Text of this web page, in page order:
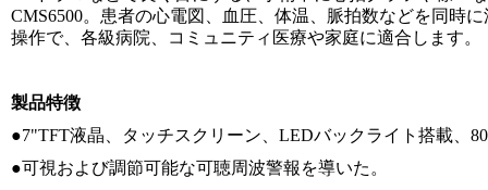
CMS6500。患者の心電図、血圧、体温、脈拍数などを同時
操作で、各級病院、コミュニティ医療や家庭に適合します。
製品特徴
●7"TFT液晶、タッチスクリーン、LEDバックライト搭載、
●可視および調節可能な可聴周波警報を導いた。